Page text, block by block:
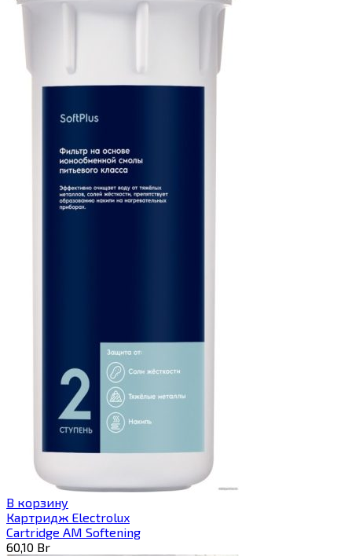
В корзину
Картридж Electrolux
Cartridge AM Softening
60,10 Br